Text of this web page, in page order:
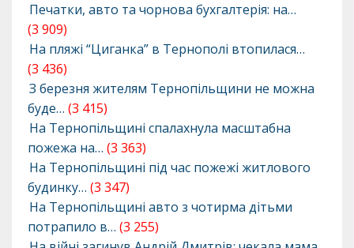
Печатки, авто та чорнова бухгалтерія: на…
(3 909)
На пляжі “Циганка” в Тернополі втопилася…
(3 436)
З березня жителям Тернопільщини не можна
буде… (3 415)
На Тернопільщині спалахнула масштабна
пожежа на… (3 363)
На Тернопільщині під час пожежі житлового
будинку… (3 347)
На Тернопільщині авто з чотирма дітьми
потрапило в… (3 255)